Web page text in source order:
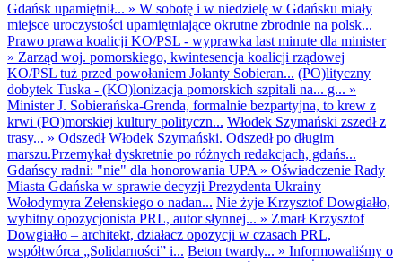
Gdańsk upamiętnił... » W sobotę i w niedzielę w Gdańsku miały
miejsce uroczystości upamiętniające okrutne zbrodnie na polsk...
Prawo prawa koalicji KO/PSL - wyprawka last minute dla minister
» Zarząd woj. pomorskiego, kwintesencja koalicji rządowej
KO/PSL tuż przed powołaniem Jolanty Sobieran... (PO)lityczny
dobytek Tuska - (KO)lonizacja pomorskich szpitali na... g... »
Minister J. Sobierańska-Grenda, formalnie bezpartyjna, to krew z
krwi (PO)morskiej kultury polityczn... Włodek Szymański zszedł z
trasy... » Odszedł Włodek Szymański. Odszedł po długim
marszu.Przemykał dyskretnie po różnych redakcjach, gdańs...
Gdańscy radni: "nie" dla honorowania UPA » Oświadczenie Rady
Miasta Gdańska w sprawie decyzji Prezydenta Ukrainy
Wołodymyra Zełenskiego o nadan... Nie żyje Krzysztof Dowgiałło,
wybitny opozycjonista PRL, autor słynnej... » Zmarł Krzysztof
Dowgiałło – architekt, działacz opozycji w czasach PRL,
współtwórca „Solidarności” i... Beton twardy... » Informowaliśmy o